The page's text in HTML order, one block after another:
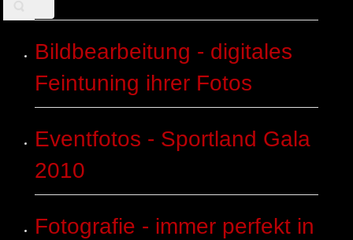
Bildbearbeitung - digitales
Feintuning ihrer Fotos
Eventfotos - Sportland Gala
2010
Fotografie - immer perfekt in